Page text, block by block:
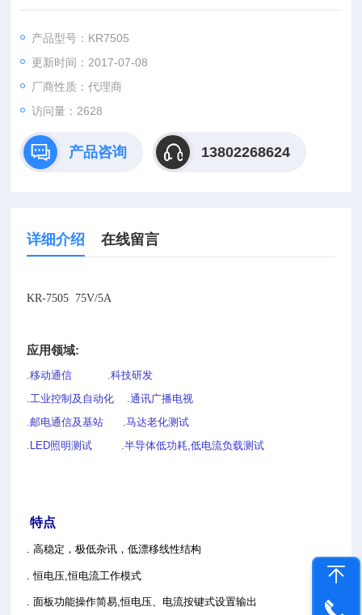
. 电压/电流分辨率高达1mV/1mA
产品型号：KR7505
更新时间：2017-07-08
厂商性质：代理商
访问量：2628
产品咨询 13802268624
详细介绍 在线留言
KR-7505 75V/5A
应用领域:
.移动通信 .科技研发
.工业控制及自动化 .通讯广播电视
.邮电通信及基站 .马达老化测试
.LED照明测试 .半导体低功耗,低电流负载测试
特点
. 高稳定，极低杂讯，低漂移线性结构
. 恒电压,恒电流工作模式
. 面板功能操作简易,恒电压、电流按键式设置输出